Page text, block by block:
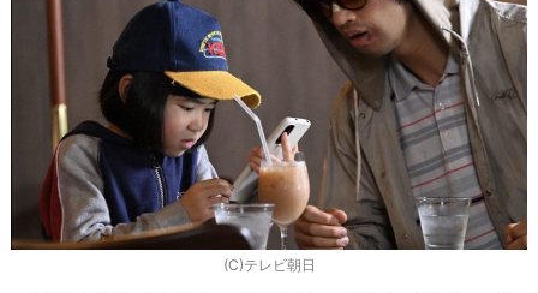
(C)テレビ朝日